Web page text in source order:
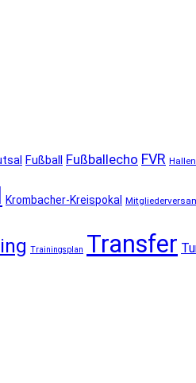
Fußball Fußballecho FVR
Krombacher-Kreispokal
Trainingsplan Transfer